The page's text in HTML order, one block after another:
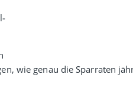
wie genau die Sparraten